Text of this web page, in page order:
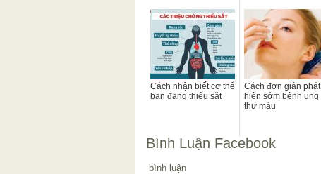
Cách nhận biết cơ thể
bạn đang thiếu sắt
Cách đơn giản phát
hiện sớm bệnh ung
thư máu
Bình Luận Facebook
bình luận